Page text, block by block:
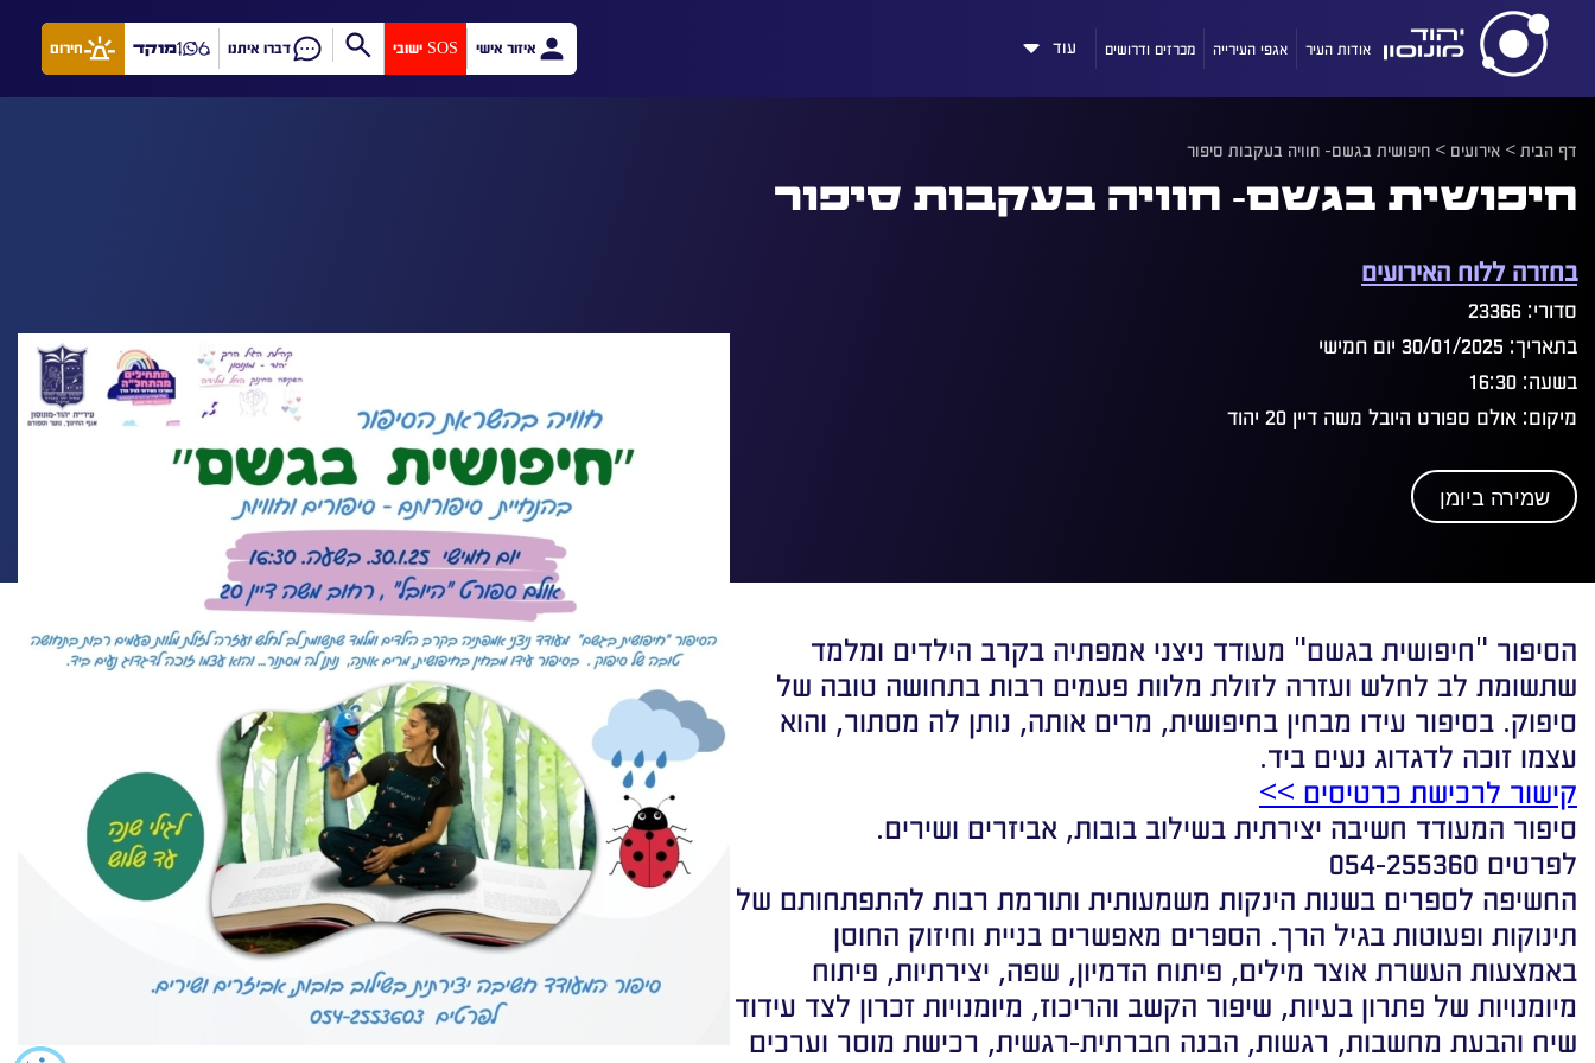
אודות העיר אגפי העירייה מכרזים ודרושים עוד איזור אישי SOS ישובי דברו איתנו מוקד חירום
דף הבית> אירועים > חיפושית בגשם- חוויה בעקבות סיפור
חיפושית בגשם- חוויה בעקבות סיפור
בחזרה ללוח האירועים
סדורי: 23366
בתאריך: 30/01/2025 יום חמישי
בשעה: 16:30
מיקום: אולם ספורט היובל משה דיין 20 יהוד
שמירה ביומן
הסיפור "חיפושית בגשם" מעודד ניצני אמפתיה בקרב הילדים ומלמד
שתשומת לב לחלש ועזרה לזולת מלוות פעמים רבות בתחושה טובה של
סיפוק. בסיפור עידו מבחין בחיפושית, מרים אותה, נותן לה מסתור, והוא
עצמו זוכה לדגדוג נעים ביד.
קישור לרכישת כרטיסים >>
סיפור המעודד חשיבה יצירתית בשילוב בובות, אביזרים ושירים.
לפרטים 054-255360
החשיפה לספרים בשנות הינקות משמעותית ותורמת רבות להתפתחותם של
תינוקות ופעוטות בגיל הרך. הספרים מאפשרים בניית וחיזוק החוסן
באמצעות העשרת אוצר מילים, פיתוח הדמיון, שפה, יצירתיות, פיתוח
מיומנויות של פתרון בעיות, שיפור הקשב והריכוז, מיומנויות זכרון לצד עידוד
שיח והבעת מחשבות, רגשות, הבנה חברתית-רגשית, רכישת מוסר וערכים